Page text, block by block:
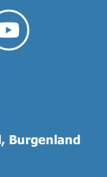
Burgenland